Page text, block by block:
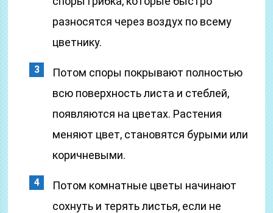
разносятся через воздух по всему
цветнику.
Потом споры покрывают полностью
всю поверхность листа и стеблей,
появляются на цветах. Растения
меняют цвет, становятся бурыми или
коричневыми.
Потом комнатные цветы начинают
сохнуть и терять листья, если не